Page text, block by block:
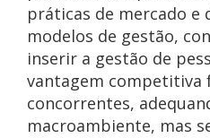
práticas de mercado e
modelos de gestão,
inserir a gestão de
vantagem competitiva
concorrentes,
macroambiente, mas